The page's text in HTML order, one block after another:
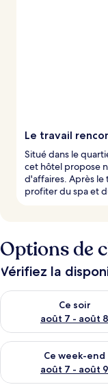
Le travail
Situé dans le
cet hôtel propose
d'affaires. Après le
profiter du spa et
Options de
Vérifiez la
Ce soir
août 7 - août 8
Vérifier la
Ce week-end
août 7 - août 9
Vérifier la